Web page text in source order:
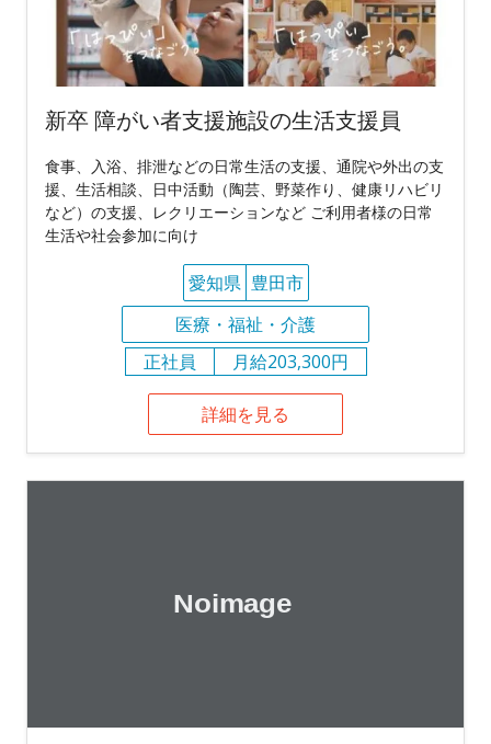
新卒 障がい者支援施設の生活支援員
食事、入浴、排泄などの日常生活の支援、通院や外出の支
援、生活相談、日中活動（陶芸、野菜作り、健康リハビリ
など）の支援、レクリエーションなど ご利用者様の日常
生活や社会参加に向け
愛知県 豊田市
医療・福祉・介護
正社員
月給203,300円
詳細を見る